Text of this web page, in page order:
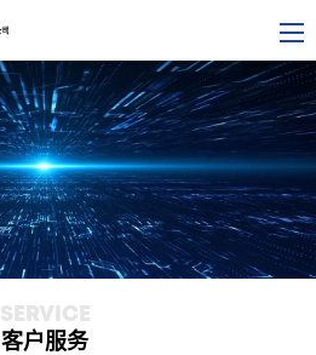
SERVICE
客户服务